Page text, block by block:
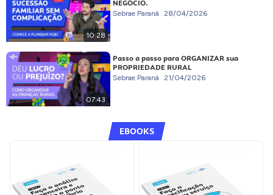
10:28
NEGÓCIO.
Sebrae Paraná 28/04/2026
07:43
Passo a passo para ORGANIZAR sua
PROPRIEDADE RURAL
Sebrae Paraná 21/04/2026
EBOOKS